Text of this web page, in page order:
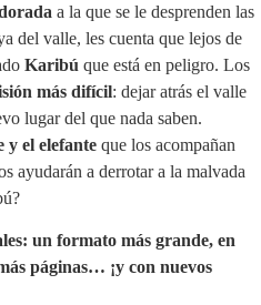
a la que se le desprenden las
del valle, les cuenta que lejos de
Karibú que está en peligro. Los
más difícil: dejar atrás el valle
lugar del que nada saben.
y el elefante que los acompañan
ayudarán a derrotar a la malvada
un formato más grande, en
páginas… ¡y con nuevos